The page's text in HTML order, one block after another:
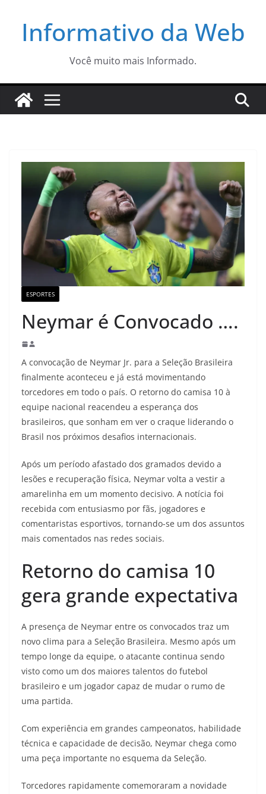
Informativo da Web
Você muito mais Informado.
ESPORTES
Neymar é Convocado ….
A convocação de Neymar Jr. para a Seleção Brasileira
finalmente aconteceu e já está movimentando
torcedores em todo o país. O retorno do camisa 10 à
equipe nacional reacendeu a esperança dos
brasileiros, que sonham em ver o craque liderando o
Brasil nos próximos desafios internacionais.
Após um período afastado dos gramados devido a
lesões e recuperação física, Neymar volta a vestir a
amarelinha em um momento decisivo. A notícia foi
recebida com entusiasmo por fãs, jogadores e
comentaristas esportivos, tornando-se um dos assuntos
mais comentados nas redes sociais.
Retorno do camisa 10
gera grande expectativa
A presença de Neymar entre os convocados traz um
novo clima para a Seleção Brasileira. Mesmo após um
tempo longe da equipe, o atacante continua sendo
visto como um dos maiores talentos do futebol
brasileiro e um jogador capaz de mudar o rumo de
uma partida.
Com experiência em grandes campeonatos, habilidade
técnica e capacidade de decisão, Neymar chega como
uma peça importante no esquema da Seleção.
Torcedores rapidamente comemoraram a novidade